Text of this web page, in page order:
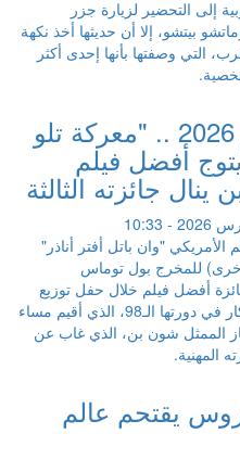
إلى التحضير لزيارة جزر
بيتشو، إلا أن حديثها أخذ نكهة
التي وصفتها بأنها إحدى أكثر
أوسكار 2026 .. "معركة تلو
أفضل فيلم
جائزته الثالثة
الأمريكي "وان باتل أفتر أناذر"
للمخرج بول توماس
أفضل فيلم خلال حفل توزيع
جوائز الأوسكار في دورتها الـ98، الذي أقيم مساء
الممثل شون بن، الذي غاب عن
المهنية.
يقتحم عالم